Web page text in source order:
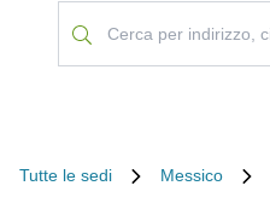
Tutte le sedi Messico